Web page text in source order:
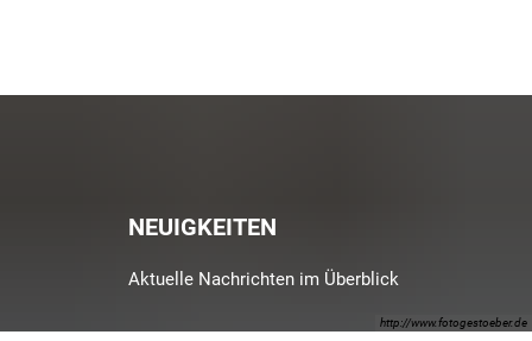
http://www.fotogestoeber.de
NEUIGKEITEN
Aktuelle Nachrichten im Überblick